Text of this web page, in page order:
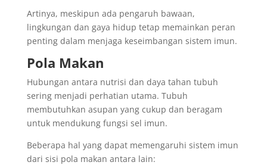
Artinya, meskipun ada pengaruh bawaan,
lingkungan dan gaya hidup tetap memainkan peran
penting dalam menjaga keseimbangan sistem imun.
Pola Makan
Hubungan antara nutrisi dan daya tahan tubuh
sering menjadi perhatian utama. Tubuh
membutuhkan asupan yang cukup dan beragam
untuk mendukung fungsi sel imun.
Beberapa hal yang dapat memengaruhi sistem imun
dari sisi pola makan antara lain: